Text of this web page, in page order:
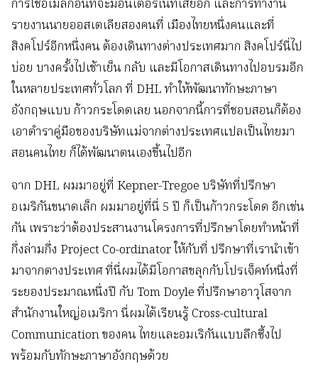
การใช้อีเมลก่อนที่จะมีอินเตอร์เน็ทเสียอีก และการทำงาน
รายงานนายออสเตเลียสองคนที่ เมืองไทยหนึ่งคนและที่
สิงคโปร์อีกหนึ่งคน ต้องเดินทางต่างประเทศมาก สิงคโปร์นี่ไป
บ่อย บางครั้งไปเช้าเย็น กลับ และมีโอกาสเดินทางไปอบรมอีก
ในหลายประเทศทั่วโลก ที่ DHL ทำให้พัฒนาทักษะภาษา
อังกฤษแบบ ก้าวกระโดดเลย นอกจากนี้การที่ชอบสอนก็ต้อง
เอาตำราคู่มือของบริษัทแม่จากต่างประเทศแปลเป็นไทยมา
สอนคนไทย ก็ได้พัฒนาตนเองขึ้นไปอีก
จาก DHL ผมมาอยู่ที่ Kepner-Tregoe บริษัทที่ปรึกษา
อเมริกันขนาดเล็ก ผมมาอยู่ที่นี่ 5 ปี ก็เป็นก้าวกระโดด อีกเช่น
กัน เพราะว่าต้องประสานงานโครงการที่ปรึกษาโดยทำหน้าที่
กึ่งล่ามกึ่ง Project Co-ordinator ให้กับที่ ปรึกษาที่เรานำเข้า
มาจากตางประเทศ ที่นี่ผมได้มีโอกาสขลุกกับโปรเจ็คท์หนึ่งที่
ระยองประมาณหนึ่งปี กับ Tom Doyle ที่ปรึกษาอาวุโสจาก
สำนักงานใหญ่อเมริกา นี่ผมได้เรียนรู้ Cross-cultural
Communication ของคน ไทยและอมเริกันแบบลึกซึ้งไป
พร้อมกับทักษะภาษาอังกฤษด้วย